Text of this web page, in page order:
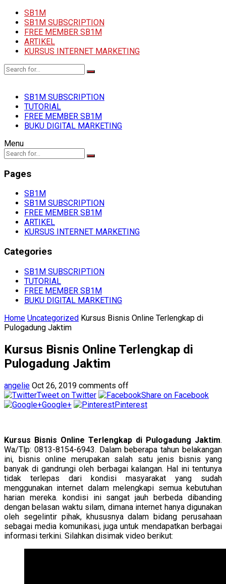
SB1M
SB1M SUBSCRIPTION
FREE MEMBER SB1M
ARTIKEL
KURSUS INTERNET MARKETING
SB1M SUBSCRIPTION
TUTORIAL
FREE MEMBER SB1M
BUKU DIGITAL MARKETING
Menu
Pages
SB1M
SB1M SUBSCRIPTION
FREE MEMBER SB1M
ARTIKEL
KURSUS INTERNET MARKETING
Categories
SB1M SUBSCRIPTION
TUTORIAL
FREE MEMBER SB1M
BUKU DIGITAL MARKETING
Home Uncategorized Kursus Bisnis Online Terlengkap di
Pulogadung Jaktim
Kursus Bisnis Online Terlengkap di
Pulogadung Jaktim
angelie Oct 26, 2019 comments off
Tweet on Twitter
Share on Facebook
Google+
Pinterest
Kursus Bisnis Online Terlengkap di Pulogadung Jaktim.
Wa/Tlp: 0813-8154-6943. Dalam beberapa tahun belakangan
ini, bisnis online merupakan salah satu jenis bisnis yang
banyak di gandrungi oleh berbagai kalangan. Hal ini tentunya
tidak terlepas dari kondisi masyarakat yang sudah
menggunakan internet dalam melengkapi semua kebutuhan
harian mereka. kondisi ini sangat jauh berbeda dibanding
dengan belasan waktu silam, dimana internet hanya digunakan
oleh segelintir pihak, khususnya dalam bidang perusahaan
sebagai media komunikasi, juga untuk mendapatkan berbagai
informasi terkini. Silahkan disimak video berikut: